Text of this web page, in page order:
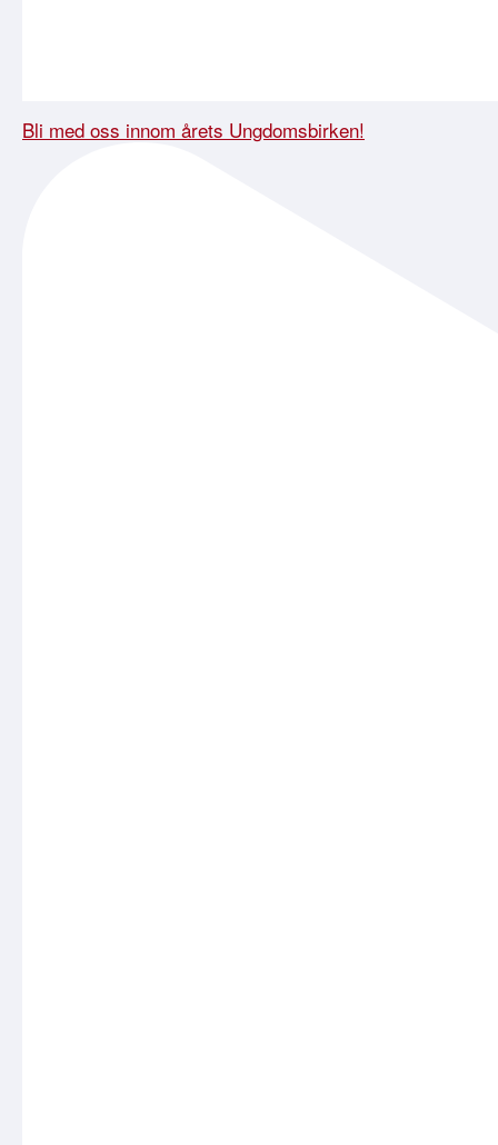
Bli med oss innom årets Ungdomsbirken!